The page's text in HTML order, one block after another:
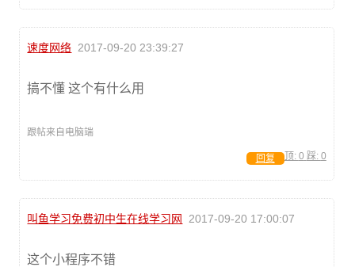
速度网络 2017-09-20 23:39:27
搞不懂 这个有什么用
跟帖来自电脑端
顶: 0 踩: 0
回复
叫鱼学习免费初中生在线学习网 2017-09-20 17:00:07
这个小程序不错